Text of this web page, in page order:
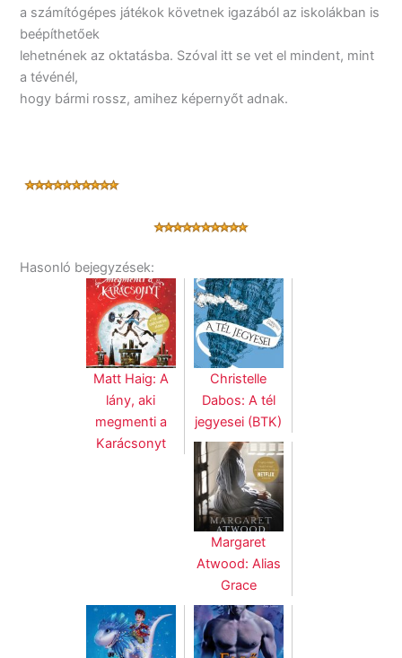
a számítógépes játékok követnek igazából az iskolákban is
beépíthetőek
lehetnének az oktatásba. Szóval itt se vet el mindent, mint
a tévénél,
hogy bármi rossz, amihez képernyőt adnak.
Hasonló bejegyzések:
Matt Haig: A
lány, aki
megmenti a
Karácsonyt
Christelle
Dabos: A tél
jegyesei (BTK)
Margaret
Atwood: Alias
Grace